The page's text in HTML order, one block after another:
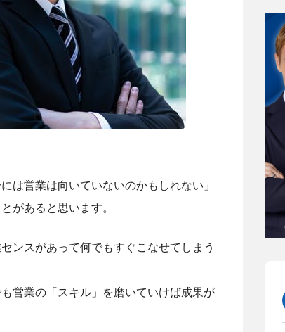
は営業は向いていないのかもしれない」
があると思います。
ンスがあって何でもすぐこなせてしまう
営業の「スキル」を磨いていけば成果が